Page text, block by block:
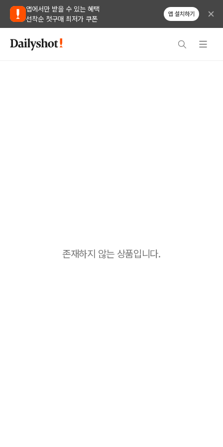
앱에서만 받을 수 있는 혜택
선착순 첫구매 최저가 쿠폰
앱 설치하기
존재하지 않는 상품입니다.